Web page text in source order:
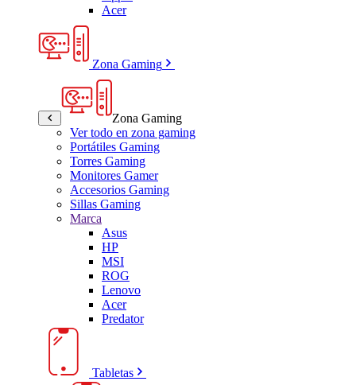
Acer
Zona Gaming
Zona Gaming
Ver todo en zona gaming
Portátiles Gaming
Torres Gaming
Monitores Gamer
Accesorios Gaming
Sillas Gaming
Marca
Asus
HP
MSI
ROG
Lenovo
Acer
Predator
Tabletas